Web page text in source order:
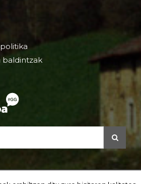
baldintzak